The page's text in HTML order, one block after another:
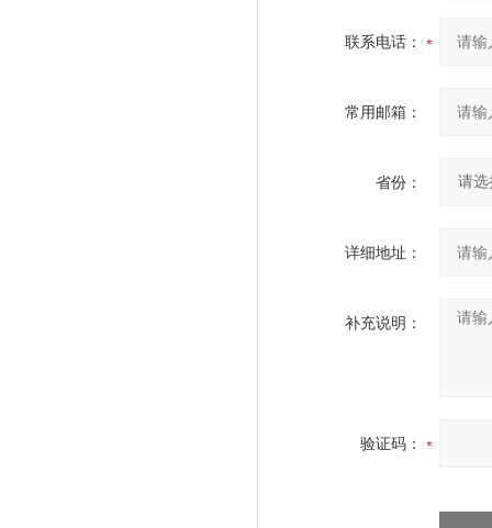
联系电话：
常用邮箱：
省份：
详细地址：
补充说明：
验证码：